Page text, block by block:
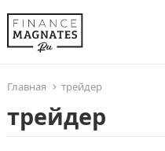
Главная трейдер
трейдер